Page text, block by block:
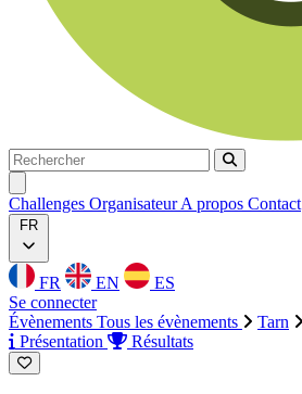
Rechercher
Rechercher
Challenges OrganisateurA propos Contact
FR
FR EN
ES
Se connecter
Évènements Tous les évènements Tarn
Présentation
Résultats